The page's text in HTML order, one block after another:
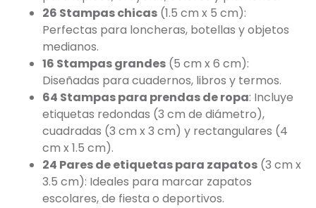
26 Stampas chicas (1.5 cm x 5 cm):
Perfectas para loncheras, botellas y objetos
medianos.
16 Stampas grandes (5 cm x 6 cm):
Diseñadas para cuadernos, libros y termos.
64 Stampas para prendas de ropa: Incluye
etiquetas redondas (3 cm de diámetro),
cuadradas (3 cm x 3 cm) y rectangulares (4
cm x 1.5 cm).
24 Pares de etiquetas para zapatos (3 cm x
3.5 cm): Ideales para marcar zapatos
escolares, de fiesta o deportivos.